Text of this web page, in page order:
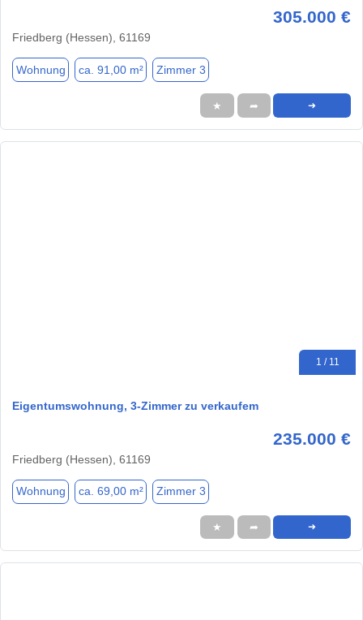
305.000 €
Friedberg (Hessen), 61169
Wohnung ca. 91,00 m² Zimmer 3
★ ➦ ➜
1 / 11
Eigentumswohnung, 3-Zimmer zu verkaufem
235.000 €
Friedberg (Hessen), 61169
Wohnung ca. 69,00 m² Zimmer 3
★ ➦ ➜